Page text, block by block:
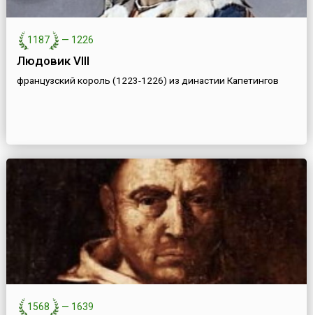
1187 — 1226
Людовик VIII
французский король (1223-1226) из династии Капетингов
1568 — 1639